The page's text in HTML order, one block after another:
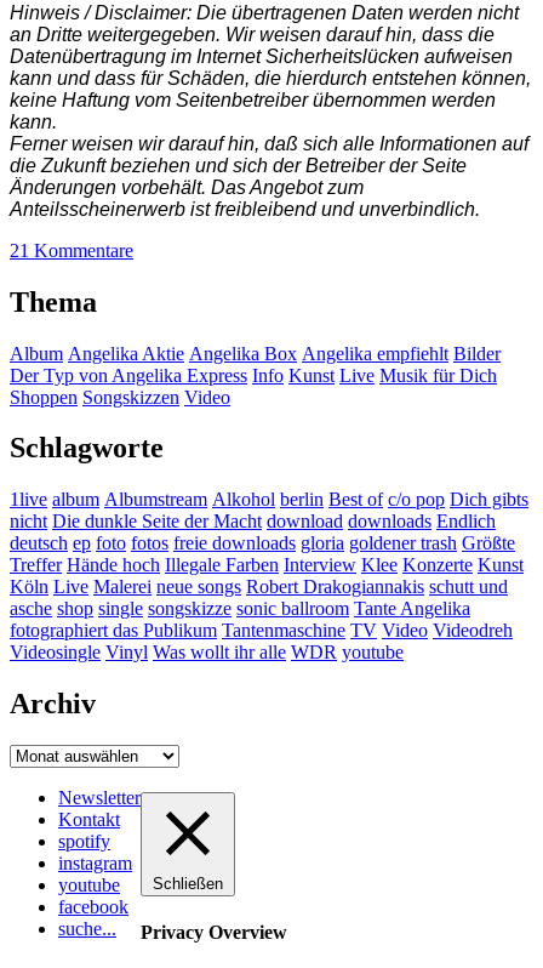
Hinweis / Disclaimer: Die übertragenen Daten werden nicht
an Dritte weitergegeben. Wir weisen darauf hin, dass die
Datenübertragung im Internet Sicherheitslücken aufweisen
kann und dass für Schäden, die hierdurch entstehen können,
keine Haftung vom Seitenbetreiber übernommen werden
kann.
Ferner weisen wir darauf hin, daß sich alle Informationen auf
die Zukunft beziehen und sich der Betreiber der Seite
Änderungen vorbehält. Das Angebot zum
Anteilsscheinerwerb ist freibleibend und unverbindlich.
21 Kommentarezu
Thema
Album Angelika Aktie Angelika Box Angelika empfiehlt Bilder
Der Typ von Angelika Express Info Kunst Live Musik für Dich
Shoppen Songskizzen Video
Schlagworte
1live album Albumstream Alkohol berlin Best of c/o pop Dich gibts
nicht Die dunkle Seite der Macht download downloads Endlich
deutsch ep foto fotos freie downloads gloria goldener trash Größte
Treffer Hände hoch Illegale Farben Interview Klee Konzerte Kunst
Köln Live Malerei neue songs Robert Drakogiannakis schutt und
asche shop single songskizze sonic ballroom Tante Angelika
fotographiert das Publikum Tantenmaschine TV Video Videodreh
Videosingle Vinyl Was wollt ihr alle WDR youtube
Archiv
Archiv
Newsletter
Kontakt
spotify
instagram
youtube
facebook
suche...
Schließen
Privacy Overview